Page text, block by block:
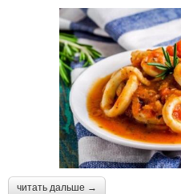
читать дальше →